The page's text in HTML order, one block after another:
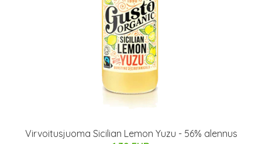
Virvoitusjuoma Sicilian Lemon Yuzu - 56% alennus